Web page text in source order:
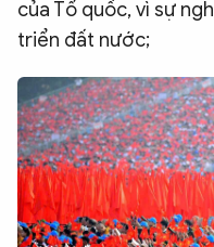
của Tổ quốc, vì sự
triển đất nước;